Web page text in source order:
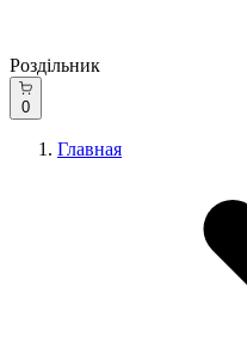
Роздільник
0
Главная